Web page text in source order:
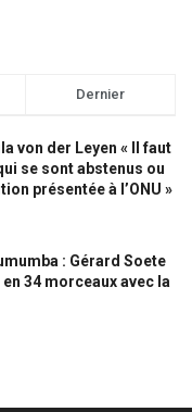
Dernier
von der Leyen « Il faut
se sont abstenus ou
présentée à l’ONU »
: Gérard Soete
34 morceaux avec la